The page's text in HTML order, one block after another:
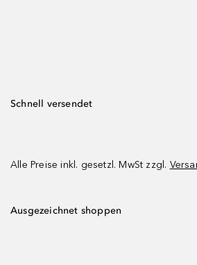
Schnell versendet
Alle Preise inkl. gesetzl. MwSt zzgl.
Ausgezeichnet shoppen